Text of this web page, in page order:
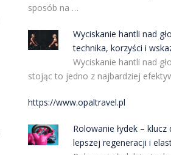
sposób na …
Wyciskanie hantli nad
technika, korzyści i
Wyciskanie hantli nad
stojąc to jedno z najbardziej
https://www.opaltravel.pl
Rolowanie łydek – klucz
lepszej regeneracji i